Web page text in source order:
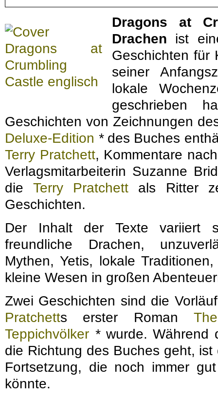
Dragons at
Drachen ist
Geschichten
seiner
lokale
geschrieben
Geschichten von Zeichnungen
Deluxe-Edition *des Buches
Terry Pratchett, Kommentare
Verlagsmitarbeiterin Suzanne
dieTerry Pratchett als Ritter
Geschichten.
Der Inhalt der Texte variiert
freundliche Drachen,
Mythen, Yetis, lokale
kleine Wesen in großen
Zwei Geschichten sind die
Pratchetts erster Roman
Teppichvölker *wurde. Während
die Richtung des Buches geht,
Fortsetzung, die noch immer
könnte.